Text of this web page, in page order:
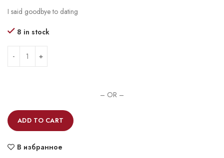
I said goodbye to dating
8 in stock
– OR –
ADD TO CART
В избранное